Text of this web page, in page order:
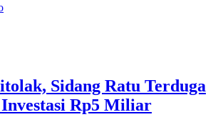
Sidang Ratu Terduga
Rp5 Miliar